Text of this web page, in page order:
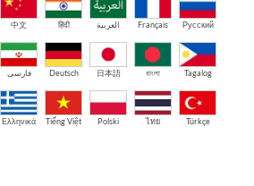
中文 हिंदी العربية Français Русский
فارسی Deutsch 日本語 বাংলা Tagalog
Ελληνικά Tiếng Việt Polski ไทย Türkçe